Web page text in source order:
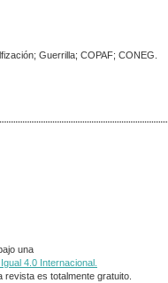
Guerrilla; COPAF; CONEG.
una
4.0 Internacional.
es totalmente gratuito.